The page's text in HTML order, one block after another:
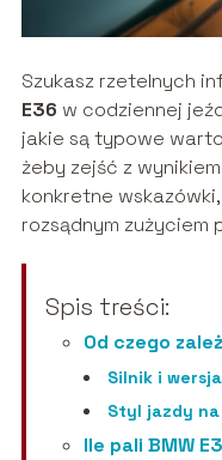
Szukasz rzetelnych
E36 w codziennej
jakie są typowe
żeby zejść z
konkretne
rozsądnym zużyciem
Spis treści:
Od czego
Silnik i
Styl jazdy
Ile pali BMW